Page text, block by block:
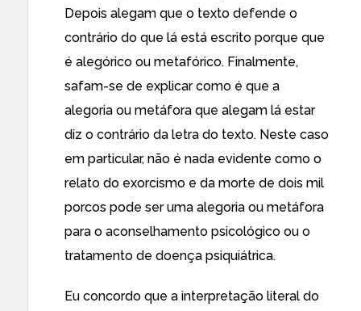
Depois alegam que o texto defende o
contrário do que lá está escrito porque que
é alegórico ou metafórico. Finalmente,
safam-se de explicar como é que a
alegoria ou metáfora que alegam lá estar
diz o contrário da letra do texto. Neste caso
em particular, não é nada evidente como o
relato do exorcismo e da morte de dois mil
porcos pode ser uma alegoria ou metáfora
para o aconselhamento psicológico ou o
tratamento de doença psiquiátrica.
Eu concordo que a interpretação literal do